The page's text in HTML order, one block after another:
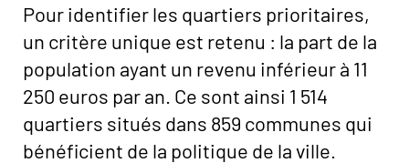
Pour identifier les quartiers prioritaires,
un critère unique est retenu : la part de la
population ayant un revenu inférieur à 11
250 euros par an. Ce sont ainsi 1 514
quartiers situés dans 859 communes qui
bénéficient de la politique de la ville.